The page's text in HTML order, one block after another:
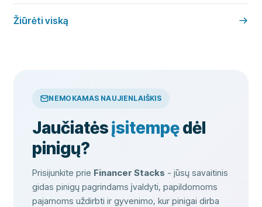
Žiūrėti viską
NEMOKAMAS NAUJIENLAIŠKIS
Jaučiatėsįsitempędėl
pinigų?
Prisijunkite prie Financer Stacks - jūsų savaitinis
gidas pinigų pagrindams įvaldyti, papildomoms
pajamoms uždirbti ir gyvenimo, kur pinigai dirba